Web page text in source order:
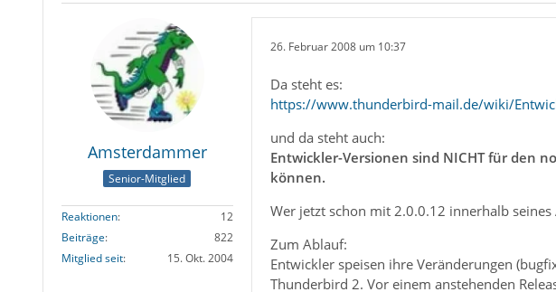
Amsterdammer
Senior-Mitglied
Reaktionen
12
Beiträge
822
Mitglied seit
15. Okt. 2004
26. Februar 2008 um 10:37
Da steht es:
https://www.thunderbird-mail.de/wiki/
und da steht auch:
Entwickler-Versionen sind NICHT für den
können.
Wer jetzt schon mit 2.0.0.12 innerhalb
Zum Ablauf:
Entwickler speisen ihre Veränderungen
Thunderbird 2. Vor einem anstehenden